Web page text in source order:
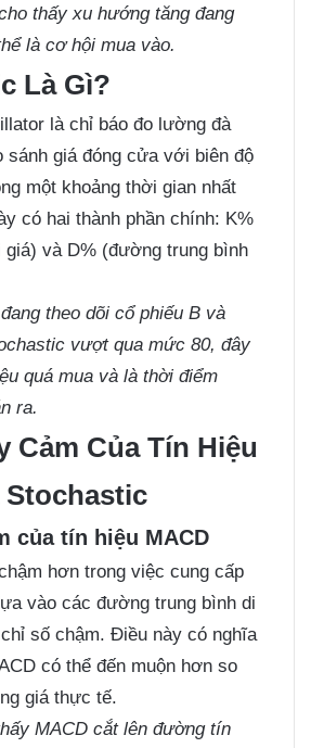
thấy xu hướng tăng đang
là cơ hội mua vào.
Là Gì?
là chỉ báo đo lường đà
sánh giá đóng cửa với biên độ
một khoảng thời gian nhất
có hai thành phần chính: K%
giá) và D% (đường trung bình
theo dõi cổ phiếu B và
vượt qua mức 80, đây
quá mua và là thời điểm
ra.
Cảm Của Tín Hiệu
Stochastic
của tín hiệu MACD
hơn trong việc cung cấp
vào các đường trung bình di
số chậm. Điều này có nghĩa
có thể đến muộn hơn so
giá thực tế.
MACD cắt lên đường tín